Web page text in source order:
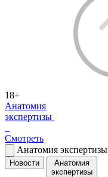
18+
Анатомия
экспертизы
Смотреть
Анатомия экспертизы
Новости
Анатомия
экспертизы